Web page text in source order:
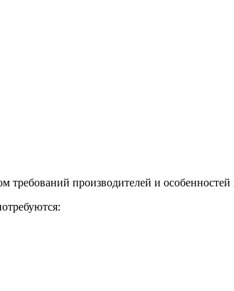
требований производителей и